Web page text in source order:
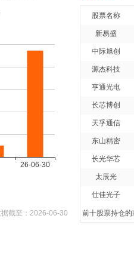
截至： 2026-06-30
股票名称
新易盛
中际旭创
源杰科技
亨通光电
长芯博创
天孚通信
东山精密
长光华芯
太辰光
仕佳光子
前十股票持仓的